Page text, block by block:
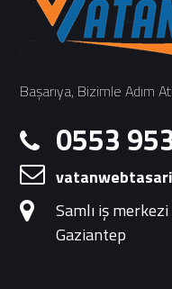
Başarıya, Bizimle Adım
0553
Samlı iş
Gaziantep